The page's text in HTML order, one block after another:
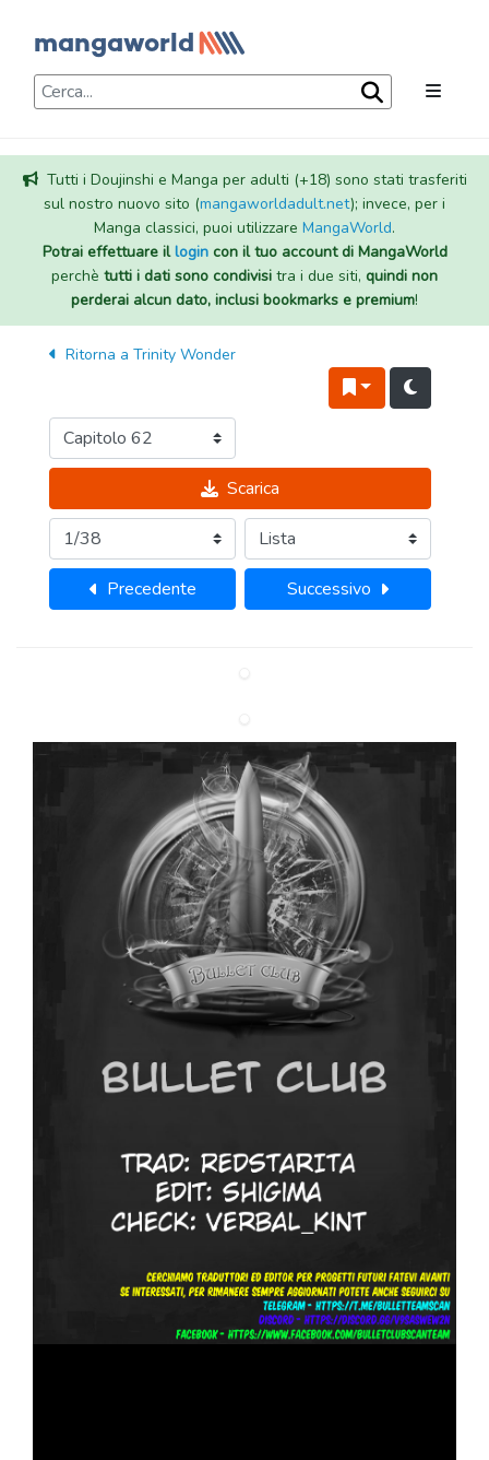
Tutti i Doujinshi e Manga per adulti (+18) sono stati trasferiti
sul nostro nuovo sito (mangaworldadult.net); invece, per i
Manga classici, puoi utilizzare MangaWorld.
Potrai effettuare illogincon il tuo account di MangaWorld
perchè tutti i dati sono condivisi tra i due siti, quindi non
perderai alcun dato, inclusi bookmarks e premium!
Ritorna a Trinity Wonder
Scarica
Precedente Successivo